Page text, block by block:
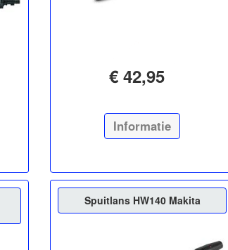
€ 42,95
Informatie
Spuitlans HW140 Makita